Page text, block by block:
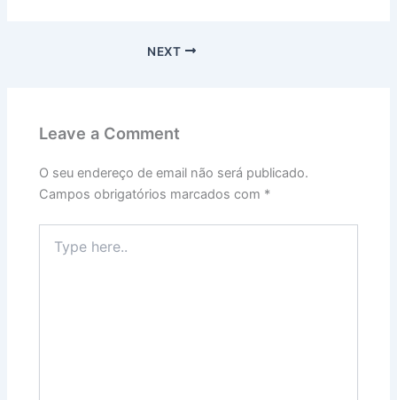
NEXT
Leave a Comment
O seu endereço de email não será publicado.
Campos obrigatórios marcados com *
here..